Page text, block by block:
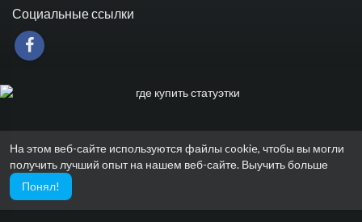
На этом веб-сайте используются файлы cookie, чтобы вы могли
получить лучший опыт на нашем веб-сайте. Выучить больше
Понял!
Социальные ссылки